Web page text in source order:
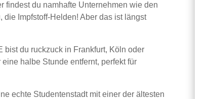
findest du namhafte Unternehmen wie den
die Impfstoff-Helden! Aber das ist längst
bist du ruckzuck in Frankfurt, Köln oder
halbe Stunde entfernt, perfekt für
echte Studentenstadt mit einer der ältesten